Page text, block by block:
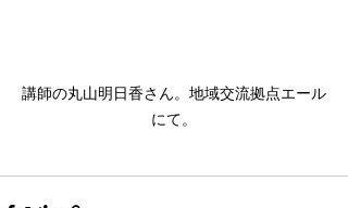
講師の丸山明日香さん。地域交流拠点エール
にて。